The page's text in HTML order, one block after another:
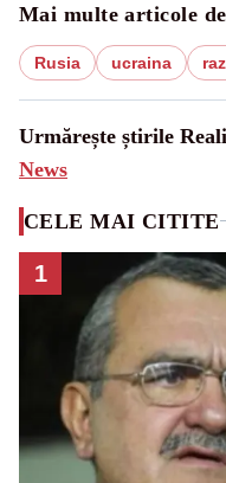
Mai multe articole
Rusia ucraina
Urmărește știrile
News
CELE MAI CITITE
1